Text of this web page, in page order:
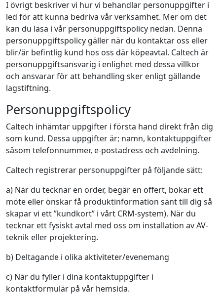
I övrigt beskriver vi hur vi behandlar personuppgifter i
led för att kunna bedriva vår verksamhet. Mer om det
kan du läsa i vår personuppgiftspolicy nedan. Denna
personuppgiftspolicy gäller när du kontaktar oss eller
blir/är befintlig kund hos oss där köpeavtal. Caltech är
personuppgiftsansvarig i enlighet med dessa villkor
och ansvarar för att behandling sker enligt gällande
lagstiftning.
Personuppgiftspolicy
Caltech inhämtar uppgifter i första hand direkt från dig
som kund. Dessa uppgifter är; namn, kontaktuppgifter
såsom telefonnummer, e-postadress och avdelning.
Caltech registrerar personuppgifter på följande sätt:
a) När du tecknar en order, begär en offert, bokar ett
möte eller önskar få produktinformation sänt till dig så
skapar vi ett ”kundkort” i vårt CRM-system). När du
tecknar ett fysiskt avtal med oss om installation av AV-
teknik eller projektering.
b) Deltagande i olika aktiviteter/evenemang
c) När du fyller i dina kontaktuppgifter i
kontaktformulär på vår hemsida.